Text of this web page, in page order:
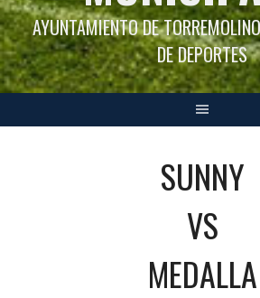
AYUNTAMIENTO DE
DE DEPORTES
SUNNY
VS
MEDALLA